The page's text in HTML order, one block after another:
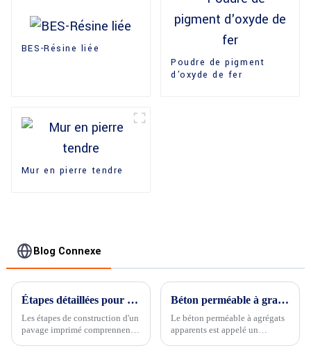
BES-Résine liée
Poudre de pigment
d'oxyde de fer
Mur en pierre tendre
Blog Connexe
Étapes détaillées pour le pavage en béton estampé
Les étapes de construction d'un
pavage imprimé comprennent
Béton perméable à granulats apparents
Le béton perméable à agrégats
apparents est appelé un